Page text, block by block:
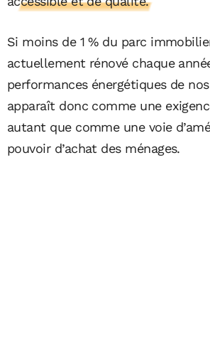
Si moins de 1 % du parc
actuellement rénové chaque
performances énergétiques de
apparaît donc comme une
autant que comme une voie
pouvoir d’achat des ménages.